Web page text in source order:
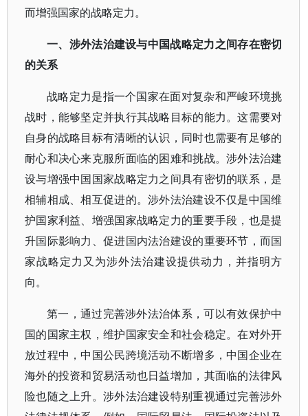
而增强国家的战略定力。
一、涉外法治建设与中国战略定力之间存在密切
的关系
战略定力是指一个国家在面对复杂和严峻环境挑
战时，能够坚定并执行其战略目标的能力。这需要对
自身的战略目标有清晰的认识，同时也需要有足够的
耐心和决心来克服所面临的困难和挑战。涉外法治建
设与增强中国国家战略定力之间具有密切的联系，是
相辅相成、相互促进的。涉外法治建设不仅是中国维
护国家利益、增强国家战略定力的重要手段，也是提
升国际影响力、促进国内法治建设的重要环节，而国
家战略定力又为涉外法治建设提供动力，并指明方
向。
第一，通过完善涉外法治体系，可以有效保护中
国的国家主权，维护国家安全和社会稳定。在对外开
放过程中，中国公民跨境活动不断增多，中国企业在
海外的投资和贸易活动也日益增加，其面临的法律风
险也随之上升。涉外法治建设特别重视通过完善涉外